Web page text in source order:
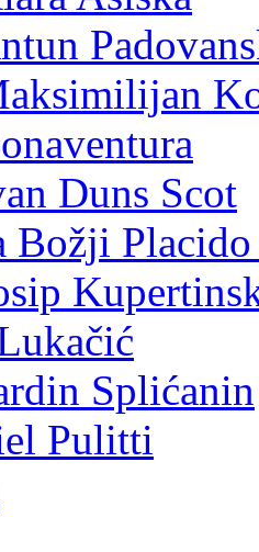
Duns Scot
Božji Placido
Splićanin
Pulitti